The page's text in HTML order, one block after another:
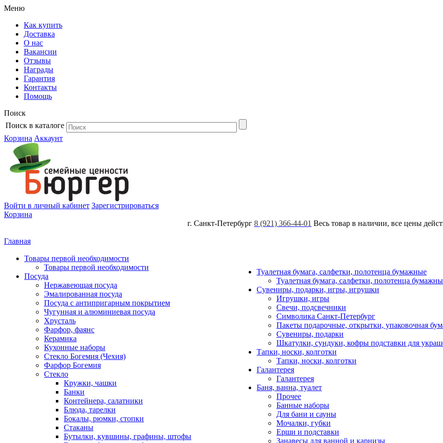
Меню
Как купить
Доставка
О нас
Вакансии
Отзывы
Награды
Гарантия
Контакты
Помощь
Поиск
Поиск в каталоге
Корзина Аккаунт
Войти в личный кабинет Зарегистрироваться
Корзина
г. Санкт-Петербург 8 (921) 366-44-01 Весь товар в наличии, все цены
Главная
Товары первой необходимости
Товары первой необходимости
Посуда
Нержавеющая посуда
Эмалированная посуда
Посуда с антипригарным покрытием
Чугунная и алюминиевая посуда
Хрусталь
Фарфор, фаянс
Керамика
Кухонные наборы
Стекло Богемия (Чехия)
Фарфор Богемия
Стекло
Кружки, чашки
Банки
Контейнера, салатники
Блюда, тарелки
Бокалы, рюмки, стопки
Стаканы
Бутылки, кувшины, графины, штофы
Туалетная бумага, салфетки, полотенца бумажные
Туалетная бумага, салфетки, полотенца
Сувениры, подарки, игры, игрушки
Игрушки, игры
Свечи, подсвечники
Символика Санкт-Петербург
Пакеты подарочные, открытки, упаковочная
Сувениры, подарки
Шкатулки, сундуки, кофры подставки для
Тапки, носки, колготки
Тапки, носки, колготки
Галантерея
Галантерея
Баня, ванна, туалет
Прочее
Банные наборы
Для бани и сауны
Мочалки, губки
Ерши и подставки
Занавесы для ванной и карнизы